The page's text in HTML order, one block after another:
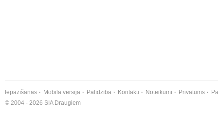
Iepazīšanās Mobilā versija Palīdzība Kontakti Noteikumi Privātums
© 2004 - 2026 SIA Draugiem